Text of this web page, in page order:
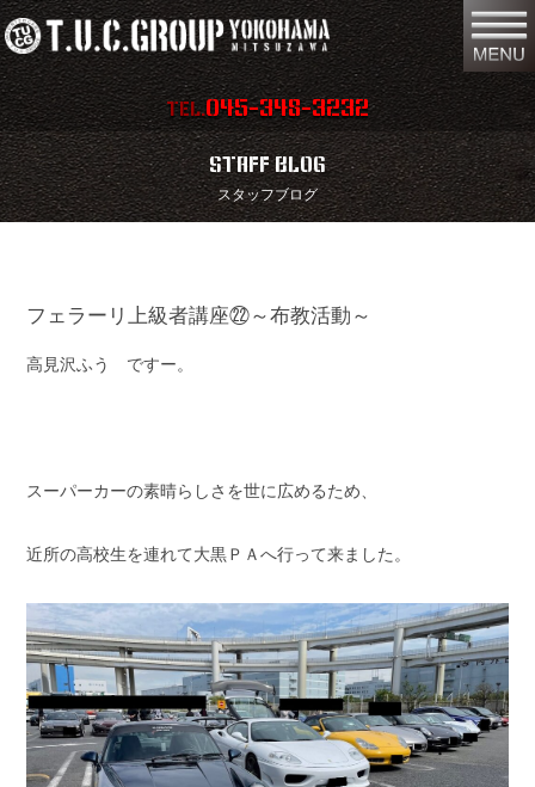
TEL.045-348-3232
在庫車両情報 店舗情報
保証内容 地図
スタッフ紹介 お問い合わせ
特別作業
ホーム T.U.C.GROUP
STAFF BLOG
スタッフブログ
フェラーリ上級者講座㉒～布教活動～
高見沢ふう ですー。
スーパーカーの素晴らしさを世に広めるため、
近所の高校生を連れて大黒ＰＡへ行って来ました。